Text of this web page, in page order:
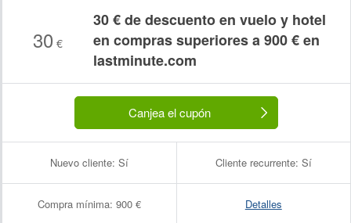
30 €
30 € de descuento en vuelo y hotel
en compras superiores a 900 € en
lastminute.com
Canjea el cupón
Nuevo cliente: Sí Cliente recurrente: Sí
Compra mínima: 900 € Detalles